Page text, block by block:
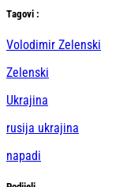
Тagovi :
Volodimir Zelenski
Zelenski
Ukrajina
rusija ukrajina
napadi